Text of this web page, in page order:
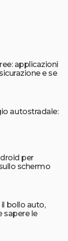
applicazioni
e se
autostradale:
per
schermo
bollo auto,
sapere le